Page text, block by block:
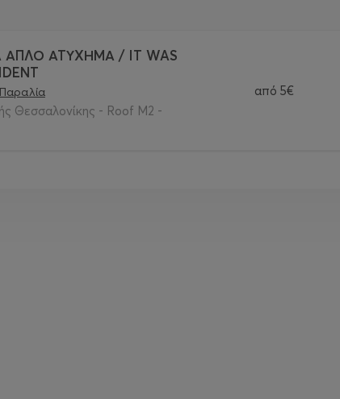
ΑΠΛΟ ΑΤΥΧΗΜΑ / IT WAS
Θεσσαλονίκης - Roof M2 -
από 5€